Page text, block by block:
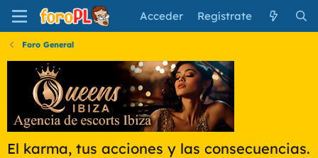
Acceder Regístrate
Foro General
El karma, tus acciones y las consecuencias.